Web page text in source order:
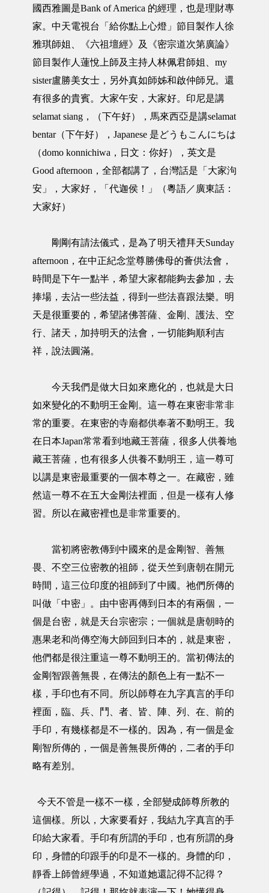
國西雅圖是Bank of America 的經理，也是理財專
家。中天電視台「給你點上心燈」節目製作人徐
雅琪師姐、《六祖壇經》及《密宗道次第廣論》
節目製作人蓮悅上師及主持人林佩君師姐、my
sister盧勝美女士，另外真如師姊和啟仲師兄。還
有很多的貴賓。大家午安，大家好。印尼是講
selamat siang，（下午好），馬來西亞是講selamat
bentar（下午好），Japanese 是どうもこんにちは
（domo konnichiwa，日文：你好），英文是
Good afternoon，全部都講了，台灣話是「大家泃
安」，大家好，「代迦侯！」（粵語／廣東話：
大家好）
剛剛有請法儀式，是為了明天禮拜天Sunday
afternoon，在中正紀念堂尊勝佛母的薈供法會，
時間是下午一點半，希望大家都能夠去參加，去
捧場，去沾一些法益，得到一些法喜跟法樂。明
天是很重要的，希望諸佛菩薩、金剛、護法、空
行、諸天，加持明天的法會，一切能夠順利吉
祥，說法圓滿。
今天我們是做大日如來應化的，也就是大日
如來變化的不動明王金剛。這一尊在東密非常非
常的重要。在東密的寺廟都供奉著不動明王。我
在日本Japan常常看到地藏王菩薩，很多人供養地
藏王菩薩，也有很多人供養不動明王，這一尊可
以講是東密最重要的一個本尊之一。在藏密，雖
然這一尊不在五大金剛法裡面，但是一樣有人修
習。所以在藏密裡也是非常重要的。
當初將密教傳到中國來的是金剛智、善無
畏、不空三位密教的祖師，從天竺到唐朝在開元
時間，這三位印度的祖師到了中國。祂們所傳的
叫做「中密」。由中密再傳到日本的有兩個，一
個是台密，就是天台宗密宗；一個就是唐朝時的
惠果老和尚傳空海大師回到日本的，就是東密，
他們都是很注重這一尊不動明王的。當初傳法的
金剛智跟善無畏，在傳法的顏色上有一點不一
樣，手印也有不同。所以師尊在九字真言的手印
裡面，臨、兵、鬥、者、皆、陣、列、在、前的
手印，有幾樣都是不一樣的。因為，有一個是金
剛智所傳的，一個是善無畏所傳的，二者的手印
略有差別。
今天不管是一樣不一樣，全部變成師尊所教的
這個樣。所以，大家要看好，我結九字真言的手
印給大家看。手印有所謂的手印，也有所謂的身
印，身體的印跟手的印是不一樣的。身體的印，
靜香上師曾經學過，不知道她還記得不記得？